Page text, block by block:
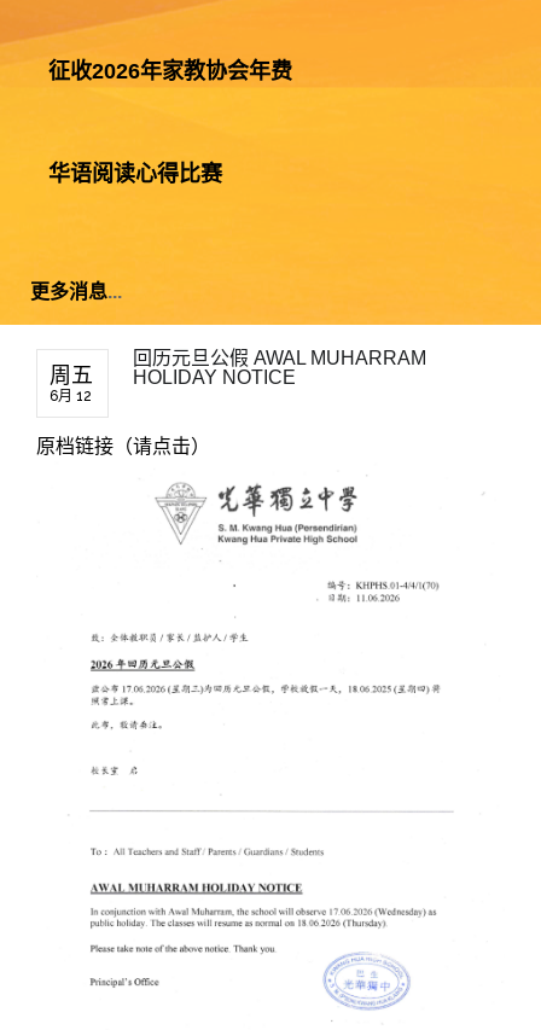
征收2026年家教协会年费
华语阅读心得比赛
更多消息...
周五
6月 12
回历元旦公假 AWAL MUHARRAM
HOLIDAY NOTICE
原档链接（请点击）